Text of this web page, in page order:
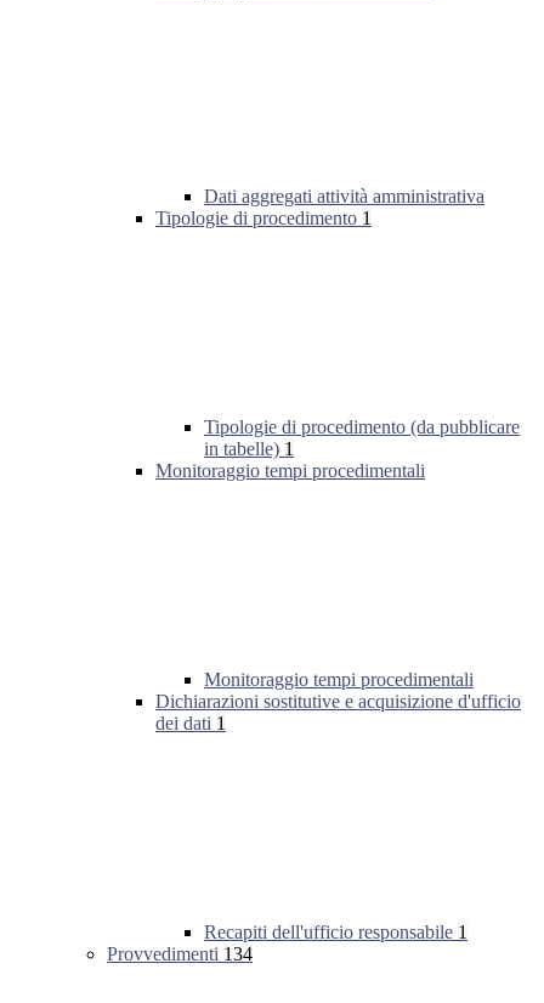
Dati aggregati attività amministrativa
Tipologie di procedimento 1
Tipologie di procedimento (da pubblicare
in tabelle) 1
Monitoraggio tempi procedimentali
Monitoraggio tempi procedimentali
Dichiarazioni sostitutive e acquisizione d'ufficio
dei dati 1
Recapiti dell'ufficio responsabile 1
Provvedimenti 134